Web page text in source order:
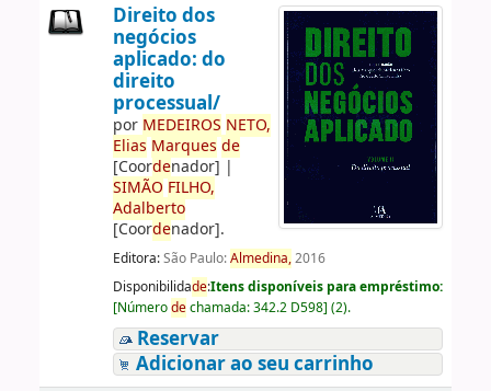
Direito dos
negócios
aplicado: do
direito
processual/
por MEDEIROS NETO,
Elias Marques de
[Coordenador] |
SIMÃO FILHO,
Adalberto
[Coordenador].
Editora:São Paulo:Almedina,2016
Disponibilidade:Itens disponíveis para empréstimo:
[Númerodechamada:342.2 D598] (2).
Reservar
Adicionar ao seu carrinho